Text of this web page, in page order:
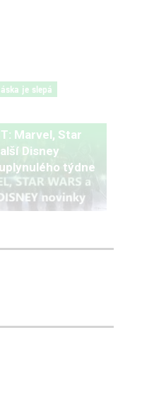
je slepá
Marvel, Star
Disney
týdne